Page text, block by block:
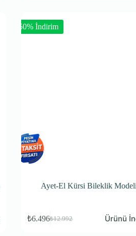
-50% İndirim
Ayet-El Kürsi Bileklik Modeli
₺12.992
₺6.496 Ürünü